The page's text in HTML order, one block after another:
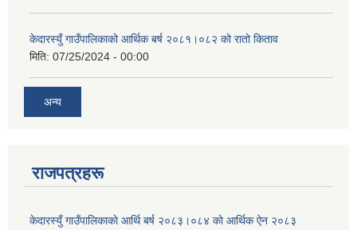
केदारस्युँ गाउँपालिकाको आर्थिक बर्ष २०८१।०८२ को रातो किताव
मिति: 07/25/2024 - 00:00
अन्य
राजपत्रहरू
केदारस्युँ गाउँपालिकाकाे आर्थि बर्ष २०८३।०८४ काे आर्थिक ऐन २०८३